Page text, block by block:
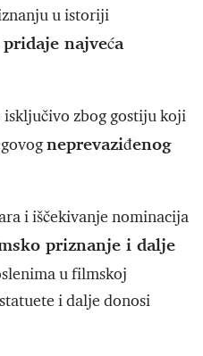
u istoriji
najveća
zbog gostiju koji
neprevaziđenog
i iščekivanje nominacija
priznanje i dalje
u filmskoj
i dalje donosi